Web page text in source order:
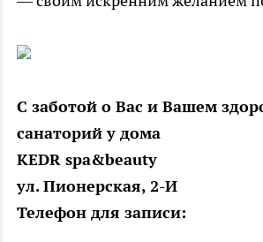
С заботой о Вас и Вашем
санаторий у дома
KEDR spa&beauty
ул. Пионерская, 2-И
Телефон для записи: